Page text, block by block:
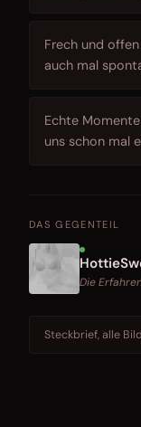
Frech und
auch mal
Echte
uns schon mal
DAS GEGENTEIL
Die
Steckbrief, alle